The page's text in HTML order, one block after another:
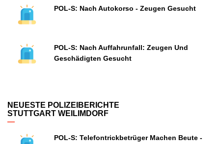
POL-S: Nach Autokorso - Zeugen Gesucht
POL-S: Nach Auffahrunfall: Zeugen Und
Geschädigten Gesucht
NEUESTE POLIZEIBERICHTE
STUTTGART WEILIMDORF
POL-S: Telefontrickbetrüger Machen Beute -